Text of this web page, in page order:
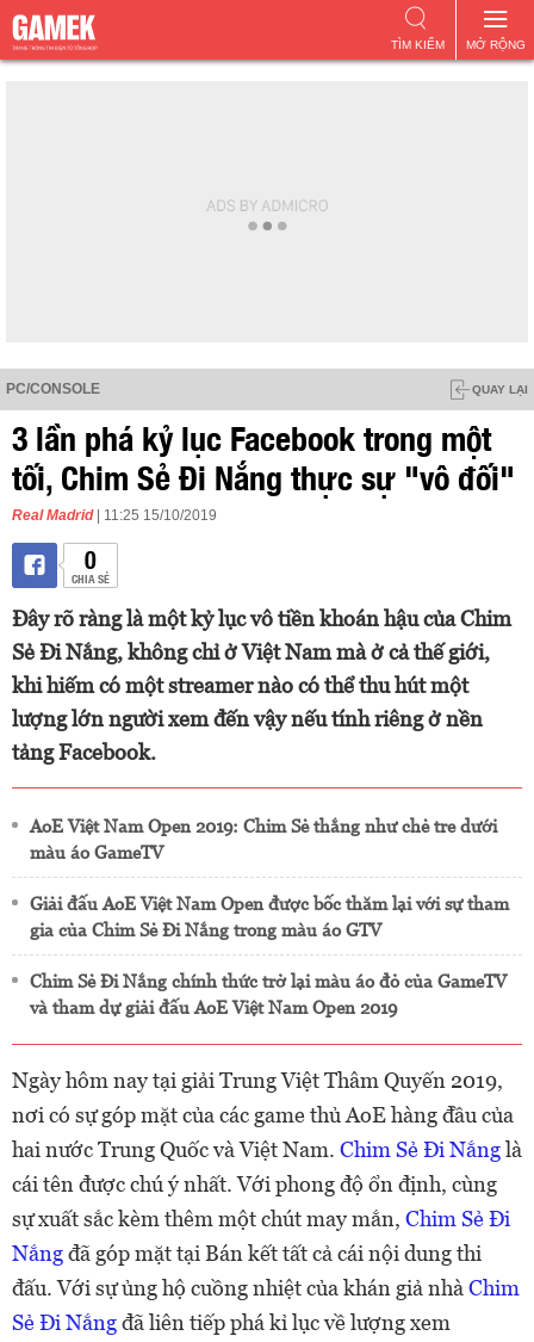
MỞ RỘNG
TÌM KIẾM
PC/CONSOLE QUAY LẠI
3 lần phá kỷ lục Facebook trong một
tối, Chim Sẻ Đi Nắng thực sự "vô đối"
Real Madrid | 11:25 15/10/2019
0
CHIA SẺ
Đây rõ ràng là một kỷ lục vô tiền khoán hậu của Chim
Sẻ Đi Nắng, không chỉ ở Việt Nam mà ở cả thế giới,
khi hiếm có một streamer nào có thể thu hút một
lượng lớn người xem đến vậy nếu tính riêng ở nền
tảng Facebook.
AoE Việt Nam Open 2019: Chim Sẻ thắng như chẻ tre dưới
màu áo GameTV
Giải đấu AoE Việt Nam Open được bốc thăm lại với sự tham
gia của Chim Sẻ Đi Nắng trong màu áo GTV
Chim Sẻ Đi Nắng chính thức trở lại màu áo đỏ của GameTV
và tham dự giải đấu AoE Việt Nam Open 2019
Ngày hôm nay tại giải Trung Việt Thâm Quyến 2019,
nơi có sự góp mặt của các game thủ AoE hàng đầu của
hai nước Trung Quốc và Việt Nam. Chim Sẻ Đi Nắnglà
cái tên được chú ý nhất. Với phong độ ổn định, cùng
sự xuất sắc kèm thêm một chút may mắn, Chim Sẻ Đi
Nắngđã góp mặt tại Bán kết tất cả cái nội dung thi
đấu. Với sự ủng hộ cuồng nhiệt của khán giả nhà Chim
Sẻ Đi Nắngđã liên tiếp phá kỉ lục về lượng xem